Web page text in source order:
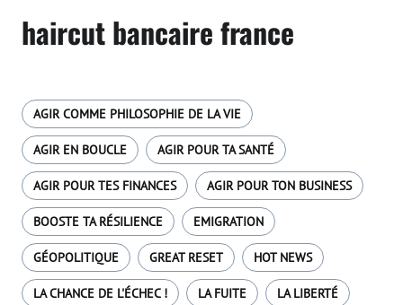
haircut bancaire france
AGIR COMME PHILOSOPHIE DE LA VIE
AGIR EN BOUCLE AGIR POUR TA SANTÉ
AGIR POUR TES FINANCES AGIR POUR TON BUSINESS
BOOSTE TA RÉSILIENCE EMIGRATION
GÉOPOLITIQUE GREAT RESET HOT NEWS
LA CHANCE DE L'ÉCHEC ! LA FUITE LA LIBERTÉ